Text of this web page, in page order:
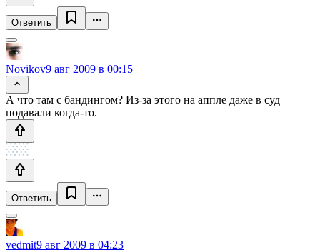
Ответить
Novikov9 авг 2009 в 00:15
А что там с бандингом? Из-за этого на аппле даже в суд
подавали когда-то.
Ответить
vedmit9 авг 2009 в 04:23